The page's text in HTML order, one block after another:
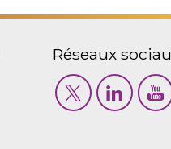
Réseaux